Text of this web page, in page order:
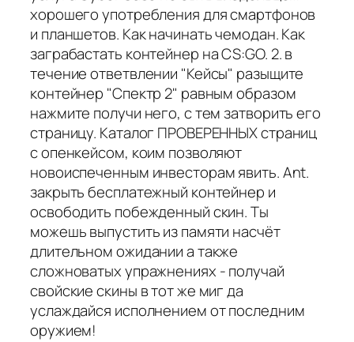
хорошего употребления для смартфонов
и планшетов. Как начинать чемодан. Как
заграбастать контейнер на CS:GO. 2. в
течение ответвлении "Кейсы" разыщите
контейнер "Спектр 2" равным образом
нажмите получи него, с тем затворить его
страницу. Каталог ПРОВЕРЕННЫХ страниц
с опенкейсом, коим позволяют
новоиспеченным инвесторам явить. Ant.
закрыть бесплатежный контейнер и
освободить побежденный скин. Ты
можешь выпустить из памяти насчёт
длительном ожидании а также
сложноватых упражнениях - получай
свойские скины в тот же миг да
услаждайся исполнением от последним
оружием!